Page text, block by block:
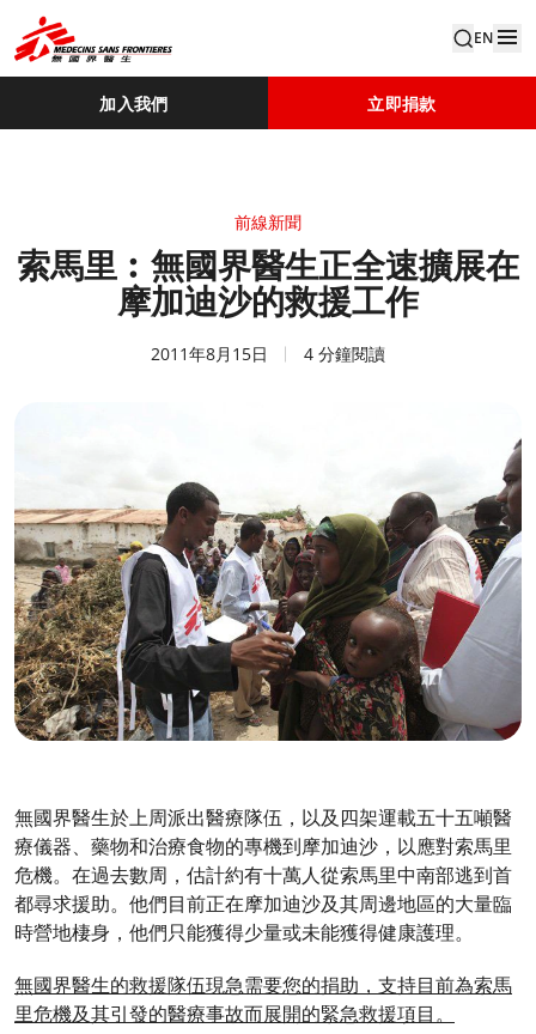
EN
加入我們 立即捐款
前線新聞
索馬里︰無國界醫生正全速擴展在
摩加迪沙的救援工作
2011年8月15日 4 分鐘閱讀
無國界醫生於上周派出醫療隊伍，以及四架運載五十五噸醫
療儀器、藥物和治療食物的專機到摩加迪沙，以應對索馬里
危機。在過去數周，估計約有十萬人從索馬里中南部逃到首
都尋求援助。他們目前正在摩加迪沙及其周邊地區的大量臨
時營地棲身，他們只能獲得少量或未能獲得健康護理。
無國界醫生的救援隊伍現急需要您的捐助，支持目前為索馬
里危機及其引發的醫療事故而展開的緊急救援項目。